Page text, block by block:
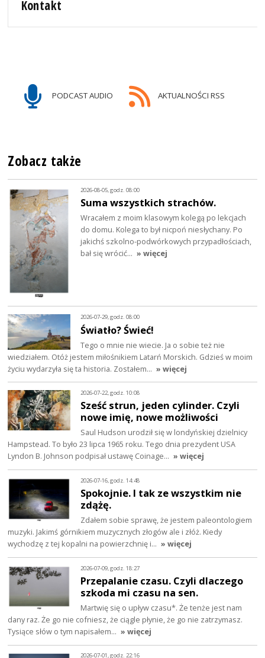
Kontakt
PODCAST AUDIO AKTUALNOŚCI RSS
Zobacz także
2026-08-05, godz. 08:00
Suma wszystkich strachów.
Wracałem z moim klasowym kolegą po lekcjach
do domu. Kolega to był nicpoń niesłychany. Po
jakichś szkolno-podwórkowych przypadłościach,
bał się wrócić… » więcej
2026-07-29, godz. 08:00
Światło? Świeć!
Tego o mnie nie wiecie. Ja o sobie też nie
wiedziałem. Otóż jestem miłośnikiem Latarń Morskich. Gdzieś w moim
życiu wydarzyła się ta historia. Zostałem… » więcej
2026-07-22, godz. 10:08
Sześć strun, jeden cylinder. Czyli
nowe imię, nowe możliwości
Saul Hudson urodził się w londyńskiej dzielnicy
Hampstead. To było 23 lipca 1965 roku. Tego dnia prezydent USA
Lyndon B. Johnson podpisał ustawę Coinage… » więcej
2026-07-16, godz. 14:48
Spokojnie. I tak ze wszystkim nie
zdążę.
Zdałem sobie sprawę, że jestem paleontologiem
muzyki. Jakimś górnikiem muzycznych złogów ale i złóż. Kiedy
wychodzę z tej kopalni na powierzchnię i… » więcej
2026-07-09, godz. 18:27
Przepalanie czasu. Czyli dlaczego
szkoda mi czasu na sen.
Martwię się o upływ czasu*. Że tenże jest nam
dany raz. Że go nie cofniesz, że ciągle płynie, że go nie zatrzymasz.
Tysiące słów o tym napisałem… » więcej
2026-07-01, godz. 22:16